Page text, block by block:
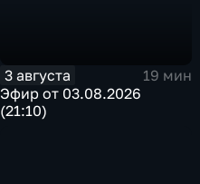
3 августа
19 мин
Эфир от 03.08.2026
(21:10)